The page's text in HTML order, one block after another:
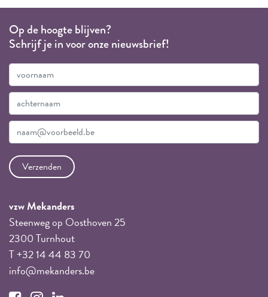
Op de hoogte blijven?
Schrijf je in voor onze nieuwsbrief!
vzw Mekanders
Steenweg op Oosthoven 25
2300 Turnhout
T +32 14 44 83 70
info@mekanders.be